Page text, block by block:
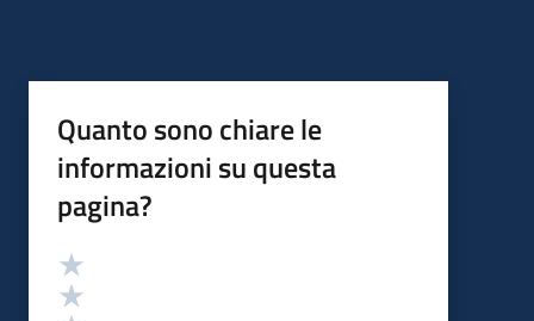
Quanto sono chiare le
informazioni su questa
pagina?
Valutazione